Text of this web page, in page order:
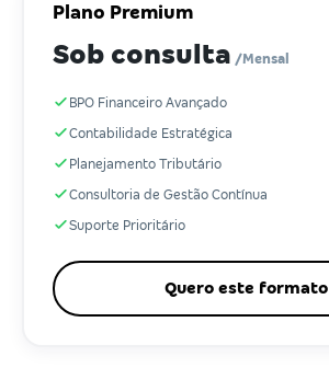
Plano Premium
Sob consulta /Mensal
BPO Financeiro Avançado
Contabilidade Estratégica
Planejamento Tributário
Consultoria de Gestão Contínua
Suporte Prioritário
Quero este formato